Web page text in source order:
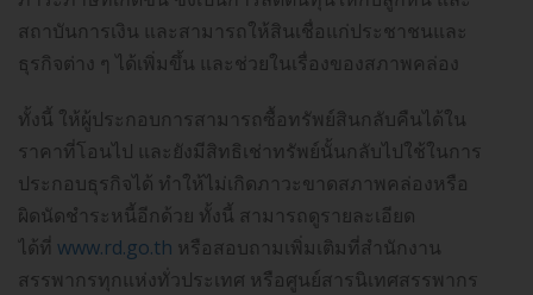
สถาบันการเงิน และสามารถให้สินเชื่อแก่ประชาชนและ
ธุรกิจต่าง ๆ ได้เพิ่มขึ้น และช่วยในเรื่องของสภาพคล่อง
ทั้งนี้ ให้ผู้ประกอบการสามารถซื้อทรัพย์สินกลับคืนได้ใน
ราคาที่โอนไป และยังมีสิทธิเช่าทรัพย์นั้นกลับไปใช้ในการ
ประกอบธุรกิจได้ ทำให้ไม่เกิดภาวะขาดสภาพคล่องหรือ
ผิดนัดชำระหนี้อีกด้วย ทั้งนี้ สามารถดูรายละเอียด
ได้ที่ www.rd.go.th หรือสอบถามเพิ่มเติมที่สำนักงาน
สรรพากรทุกแห่งทั่วประเทศ หรือศูนย์สารนิเทศสรรพากร